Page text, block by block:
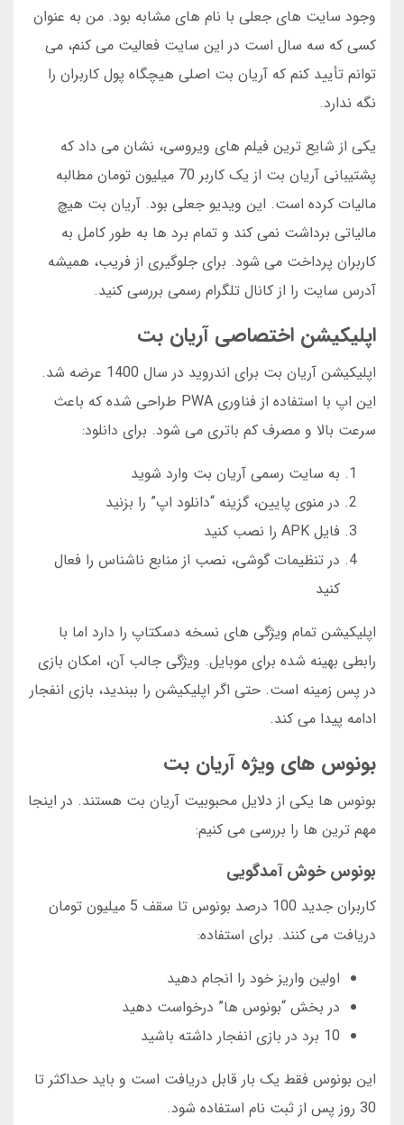
وجود سایت های جعلی با نام های مشابه بود. من به عنوان
کسی که سه سال است در این سایت فعالیت می کنم، می
توانم تأیید کنم که آریان بت اصلی هیچگاه پول کاربران را
نگه ندارد.
یکی از شایع ترین فیلم های ویروسی، نشان می داد که
پشتیبانی آریان بت از یک کاربر 70 میلیون تومان مطالبه
مالیات کرده است. این ویدیو جعلی بود. آریان بت هیچ
مالیاتی برداشت نمی کند و تمام برد ها به طور کامل به
کاربران پرداخت می شود. برای جلوگیری از فریب، همیشه
آدرس سایت را از کانال تلگرام رسمی بررسی کنید.
اپلیکیشن اختصاصی آریان بت
اپلیکیشن آریان بت برای اندروید در سال 1400 عرضه شد.
این اپ با استفاده از فناوری PWA طراحی شده که باعث
سرعت بالا و مصرف کم باتری می شود. برای دانلود:
به سایت رسمی آریان بت وارد شوید
در منوی پایین، گزینه “دانلود اپ” را بزنید
فایل APK را نصب کنید
در تنظیمات گوشی، نصب از منابع ناشناس را فعال
کنید
اپلیکیشن تمام ویژگی های نسخه دسکتاپ را دارد اما با
رابطی بهینه شده برای موبایل. ویژگی جالب آن، امکان بازی
در پس زمینه است. حتی اگر اپلیکیشن را ببندید، بازی انفجار
ادامه پیدا می کند.
بونوس های ویژه آریان بت
بونوس ها یکی از دلایل محبوبیت آریان بت هستند. در اینجا
مهم ترین ها را بررسی می کنیم:
بونوس خوش آمدگویی
کاربران جدید 100 درصد بونوس تا سقف 5 میلیون تومان
دریافت می کنند. برای استفاده:
اولین واریز خود را انجام دهید
در بخش “بونوس ها” درخواست دهید
10 برد در بازی انفجار داشته باشید
این بونوس فقط یک بار قابل دریافت است و باید حداکثر تا
30 روز پس از ثبت نام استفاده شود.